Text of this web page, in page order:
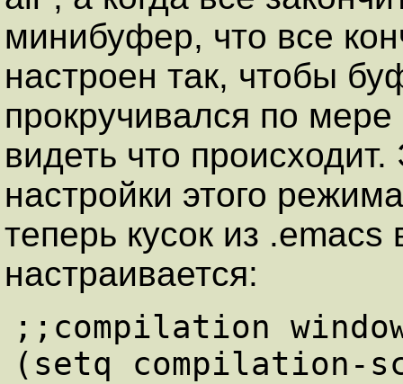
минибуфер, что все
настроен так, чтобы
прокручивался по
видеть что
настройки этого
теперь кусок из .emacs
настраивается:
;;compilation
(setq compilation-